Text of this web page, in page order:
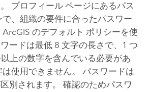
プロフィール ページにあるパス
、組織の要件に合ったパスワー
ArcGIS のデフォルト ポリシーを使
ードは最低 8 文字の長さで、1 つ
上の数字を含んでいる必要があ
は使用できません。 パスワードは
別されます。 確認のためパスワ